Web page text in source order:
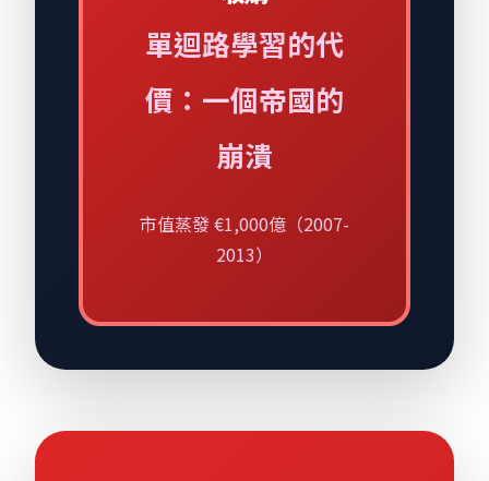
單迴路學習的代
價：一個帝國的
崩潰
市值蒸發 €1,000億（2007-
2013）